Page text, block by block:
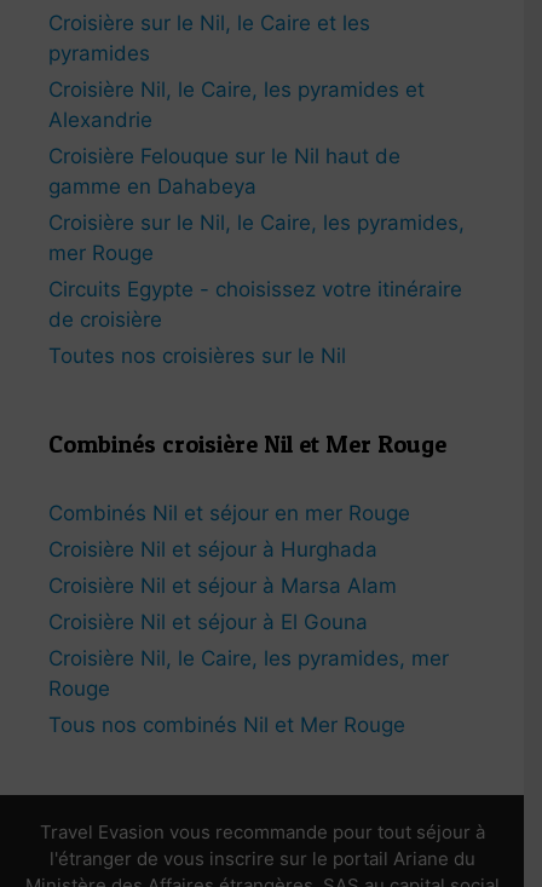
Croisière sur le Nil, le Caire et les
pyramides
Croisière Nil, le Caire, les pyramides et
Alexandrie
Croisière Felouque sur le Nil haut de
gamme en Dahabeya
Croisière sur le Nil, le Caire, les pyramides,
mer Rouge
Circuits Egypte - choisissez votre itinéraire
de croisière
Toutes nos croisières sur le Nil
Combinés croisière Nil et Mer Rouge
Combinés Nil et séjour en mer Rouge
Croisière Nil et séjour à Hurghada
Croisière Nil et séjour à Marsa Alam
Croisière Nil et séjour à El Gouna
Croisière Nil, le Caire, les pyramides, mer
Rouge
Tous nos combinés Nil et Mer Rouge
Travel Evasion vous recommande pour tout séjour à
l'étranger de vous inscrire sur le portail Ariane du